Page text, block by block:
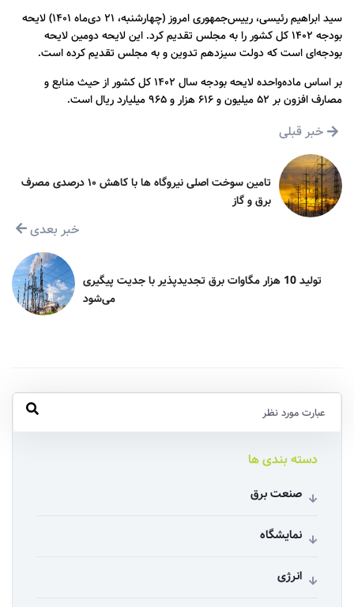
سید ابراهیم رئیسی، رییس‌جمهوری امروز (چهارشنبه، ۲۱ دی‌ماه ۱۴۰۱) لایحه
بودجه ۱۴۰۲ کل کشور را به مجلس تقدیم کرد. این لایحه دومین لایحه
بودجه‌ای است که دولت سیزدهم تدوین و به مجلس تقدیم کرده است.
بر اساس ماده‌واحده لایحه بودجه سال ۱۴۰۲ کل کشور از حیث منابع و
مصارف افزون بر ۵۲ میلیون و ۶۱۶ هزار و ۹۶۵ میلیارد ریال است.
خبر قبلی
تامین سوخت اصلی نیروگاه ها با کاهش ۱۰ درصدی مصرف
برق و گاز
خبر بعدی
تولید 10 هزار مگاوات برق تجدیدپذیر با جدیت پیگیری
می‌شود
دسته بندی ها
صنعت برق
نمایشگاه
انرژی